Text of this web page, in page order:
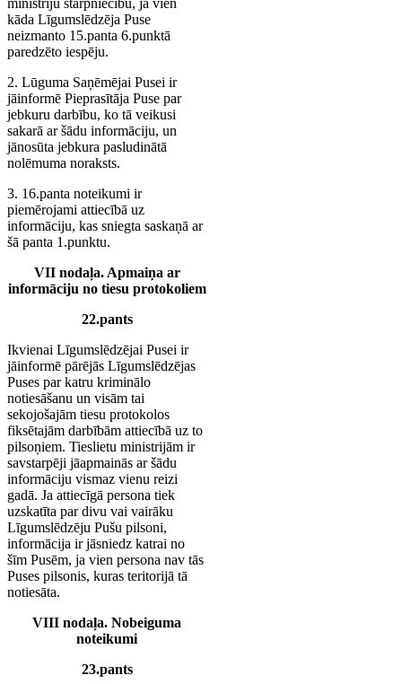
ministriju starpniecību, ja vien
kāda Līgumslēdzēja Puse
neizmanto 15.panta 6.punktā
paredzēto iespēju.
2. Lūguma Saņēmējai Pusei ir
jāinformē Pieprasītāja Puse par
jebkuru darbību, ko tā veikusi
sakarā ar šādu informāciju, un
jānosūta jebkura pasludinātā
nolēmuma noraksts.
3. 16.panta noteikumi ir
piemērojami attiecībā uz
informāciju, kas sniegta saskaņā ar
šā panta 1.punktu.
VII nodaļa. Apmaiņa ar
informāciju no tiesu protokoliem
22.pants
Ikvienai Līgumslēdzējai Pusei ir
jāinformē pārējās Līgumslēdzējas
Puses par katru kriminālo
notiesāšanu un visām tai
sekojošajām tiesu protokolos
fiksētajām darbībām attiecībā uz to
pilsoņiem. Tieslietu ministrijām ir
savstarpēji jāapmainās ar šādu
informāciju vismaz vienu reizi
gadā. Ja attiecīgā persona tiek
uzskatīta par divu vai vairāku
Līgumslēdzēju Pušu pilsoni,
informācija ir jāsniedz katrai no
šīm Pusēm, ja vien persona nav tās
Puses pilsonis, kuras teritorijā tā
notiesāta.
VIII nodaļa. Nobeiguma
noteikumi
23.pants